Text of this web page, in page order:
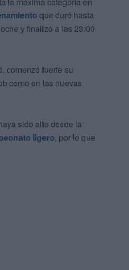
que duró hasta
y finalizó a las 23:00
comenzó fuerte su
como en las nuevas
sido alto desde la
ligero, por lo que